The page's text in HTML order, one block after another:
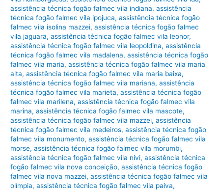
assistência técnica fogão falmec vila indiana,assistência
técnica fogão falmec vila ipojuca,assistência técnica fogão
falmec vila isolina mazzei,assistência técnica fogão falmec
vila jaguara,assistência técnica fogão falmec vila leonor,
assistência técnica fogão falmec vila leopoldina,assistência
técnica fogão falmec vila madalena,assistência técnica fogão
falmec vila maria,assistência técnica fogão falmec vila maria
alta,assistência técnica fogão falmec vila maria baixa,
assistência técnica fogão falmec vila mariana,assistência
técnica fogão falmec vila marieta,assistência técnica fogão
falmec vila marilena,assistência técnica fogão falmec vila
marina,assistência técnica fogão falmec vila mascote,
assistência técnica fogão falmec vila mazzei,assistência
técnica fogão falmec vila medeiros,assistência técnica fogão
falmec vila monumento,assistência técnica fogão falmec vila
morse,assistência técnica fogão falmec vila morumbi,
assistência técnica fogão falmec vila nivi,assistência técnica
fogão falmec vila nova conceição,assistência técnica fogão
falmec vila nova mazzei,assistência técnica fogão falmec vila
olímpia,assistência técnica fogão falmec vila paiva,